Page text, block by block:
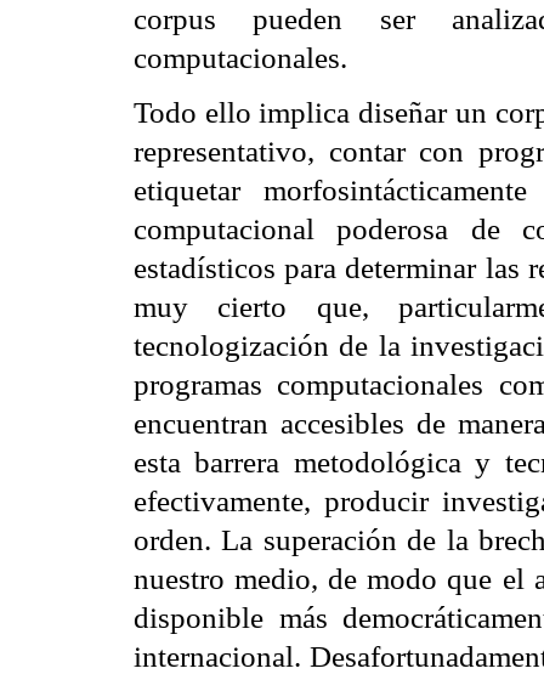
corpus pueden ser
computacionales.
Todo ello implica diseñar un
representativo, contar con
etiquetar
computacional poderosa de
estadísticos para determinar las
muy cierto que,
tecnologización de la
programas computacionales
encuentran accesibles de
esta barrera metodológica y
efectivamente, producir
orden. La superación de la
nuestro medio, de modo que el
disponible más
internacional.